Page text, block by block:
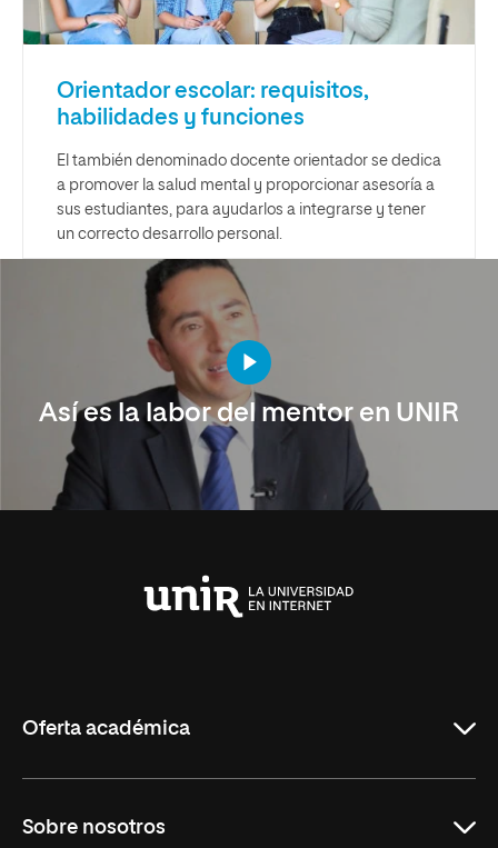
Orientador escolar: requisitos,
habilidades y funciones
El también denominado docente orientador se dedica
a promover la salud mental y proporcionar asesoría a
sus estudiantes, para ayudarlos a integrarse y tener
un correcto desarrollo personal.
Así es la labor del mentor en UNIR
Oferta académica
Maestrías
Sobre nosotros